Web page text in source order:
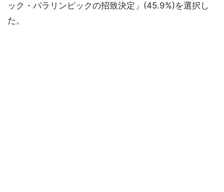
ック・パラリンピックの招致決定」(45.9%)を選択し
た。